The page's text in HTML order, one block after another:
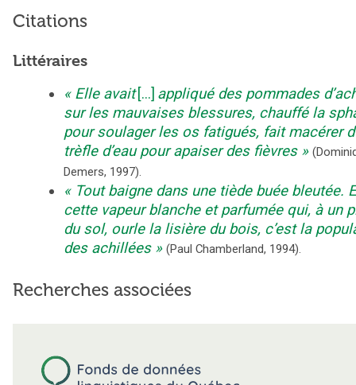
Citations
Littéraires
Elle avait [...] appliqué des pommades
sur les mauvaises blessures, chauffé la
pour soulager les os fatigués, fait macérer
trèfle d’eau pour apaiser des fièvres
(
Demers, 1997).
Tout baigne dans une tiède buée bleutée.
cette vapeur blanche et parfumée qui, à un
du sol, ourle la lisière du bois, c’est la
des achillées
(Paul Chamberland, 1994).
Recherches associées